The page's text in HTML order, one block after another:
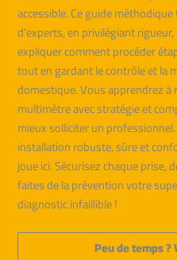
accessible. Ce guide
d’experts, en privilégiant
expliquer comment procéder
tout en gardant le contrôle et la
domestique. Vous apprendrez
multimètre avec stratégie et
mieux solliciter un
installation robuste, sûre et
joue ici. Sécurisez chaque prise,
faites de la prévention votre
diagnostic infaillible !
Peu de temps